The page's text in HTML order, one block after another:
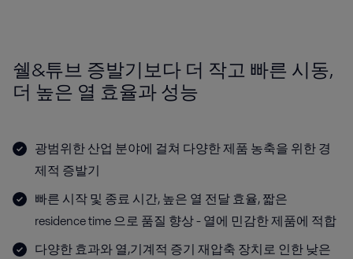
쉘&튜브 증발기보다 더 작고 빠른 시동,
더 높은 열 효율과 성능
광범위한 산업 분야에 걸쳐 다양한 제품 농축을 위한 경
제적 증발기
빠른 시작 및 종료 시간, 높은 열 전달 효율, 짧은
residence time 으로 품질 향상 - 열에 민감한 제품에 적합
다양한 효과와 열,기계적 증기 재압축 장치로 인한 낮은